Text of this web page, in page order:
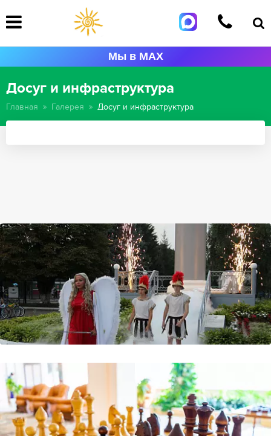
Мы в MAX
Досуг и инфраструктура
Главная Галерея Досуг и инфраструктура